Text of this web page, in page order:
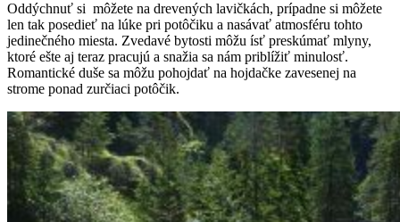
Oddýchnuť si môžete na drevených lavičkách, prípadne si môžete
len tak posedieť na lúke pri potôčiku a nasávať atmosféru tohto
jedinečného miesta. Zvedavé bytosti môžu ísť preskúmať mlyny,
ktoré ešte aj teraz pracujú a snažia sa nám priblížiť minulosť.
Romantické duše sa môžu pohojdať na hojdačke zavesenej na
strome ponad zurčiaci potôčik.